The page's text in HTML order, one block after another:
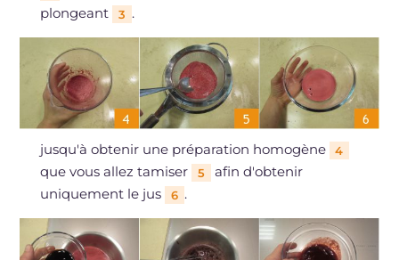
plongeant
3 .
jusqu'à obtenir une préparation homogène 4
que vous allez tamiser 5
afin d'obtenir
uniquement le jus
6 .